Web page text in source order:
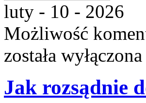
luty - 10 - 2026
Możliwość
została wyłączona
Jak rozsądnie